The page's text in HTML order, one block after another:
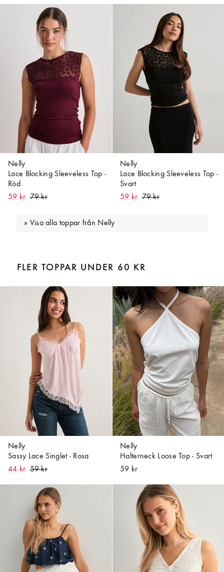
Nelly
Lace Blocking Sleeveless Top -
Röd
59 kr
Nelly
Lace Blocking Sleeveless Top -
Svart
59 kr
Visa alla toppar från Nelly
FLER TOPPAR UNDER 60 KR
Nelly
Sassy Lace Singlet - Rosa
44 kr
Nelly
Halterneck Loose Top - Svart
59 kr